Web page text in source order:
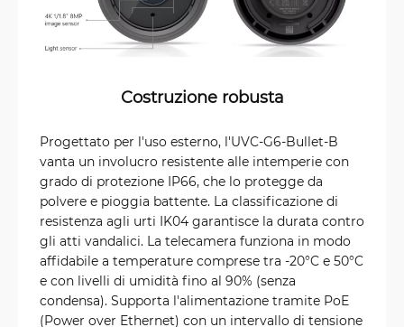
Costruzione robusta
Progettato per l'uso esterno, l'UVC-G6-Bullet-B
vanta un involucro resistente alle intemperie con
grado di protezione IP66, che lo protegge da
polvere e pioggia battente. La classificazione di
resistenza agli urti IK04 garantisce la durata contro
gli atti vandalici. La telecamera funziona in modo
affidabile a temperature comprese tra -20°C e 50°C
e con livelli di umidità fino al 90% (senza
condensa). Supporta l'alimentazione tramite PoE
(Power over Ethernet) con un intervallo di tensione